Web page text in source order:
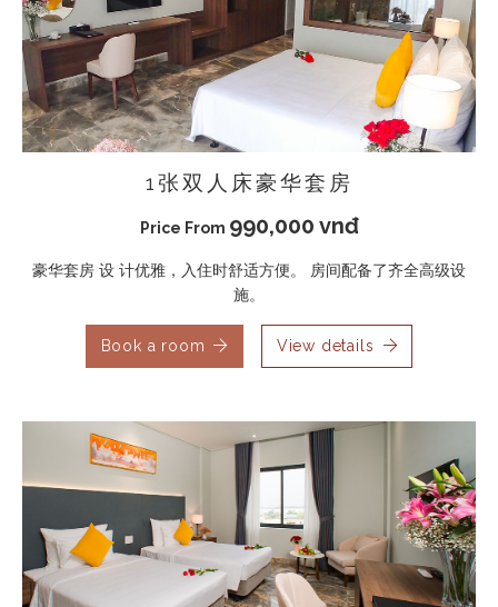
1张双人床豪华套房
Price From 990,000 vnđ
豪华套房 设 计优雅，入住时舒适方便。 房间配备了齐全高级设
施。
Book a room View details